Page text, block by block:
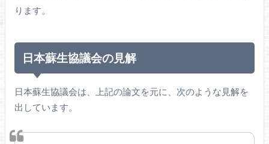
ります。
日本蘇生協議会の見解
日本蘇生協議会は、上記の論文を元に、次のような見解を
出しています。